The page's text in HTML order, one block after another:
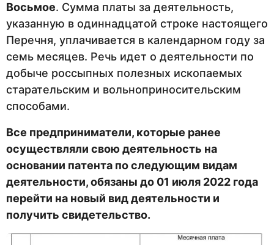
Восьмое. Сумма платы за деятельность,
указанную в одиннадцатой строке настоящего
Перечня, уплачивается в календарном году за
семь месяцев. Речь идет о деятельности по
добыче россыпных полезных ископаемых
старательским и вольноприносительским
способами.
Все предприниматели, которые ранее
осуществляли свою деятельность на
основании патента по следующим видам
деятельности, обязаны до 01 июля 2022 года
перейти на новый вид деятельности и
получить свидетельство.